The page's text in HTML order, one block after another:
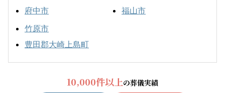
府中市
福山市
竹原市
豊田郡大崎上島町
10,000件以上の葬儀実績